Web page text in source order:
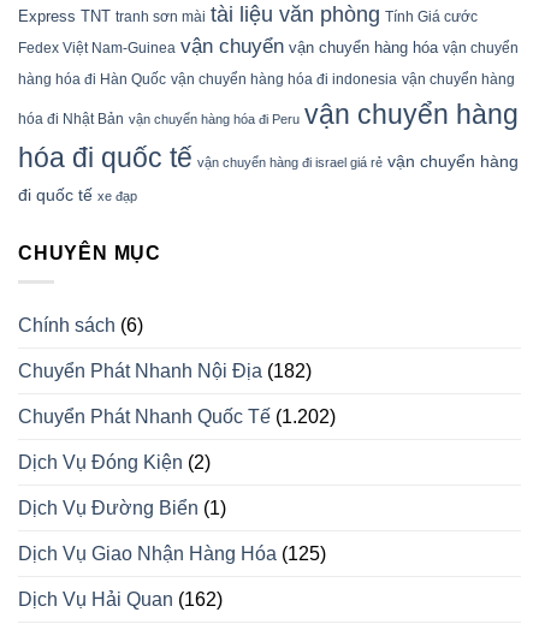
Express TNT tranh sơn mài tài liệu văn phòng Tính Giá cước
Fedex Việt Nam-Guinea vận chuyển vận chuyển hàng hóa vận chuyển
hàng hóa đi Hàn Quốc vận chuyển hàng hóa đi indonesia vận chuyển hàng
hóa đi Nhật Bản vận chuyển hàng hóa đi Peru vận chuyển hàng
hóa đi quốc tế vận chuyển hàng đi israel giá rẻ vận chuyển hàng
đi quốc tế xe đạp
CHUYÊN MỤC
Chính sách (6)
Chuyển Phát Nhanh Nội Địa (182)
Chuyển Phát Nhanh Quốc Tế (1.202)
Dịch Vụ Đóng Kiện (2)
Dịch Vụ Đường Biển (1)
Dịch Vụ Giao Nhận Hàng Hóa (125)
Dịch Vụ Hải Quan (162)